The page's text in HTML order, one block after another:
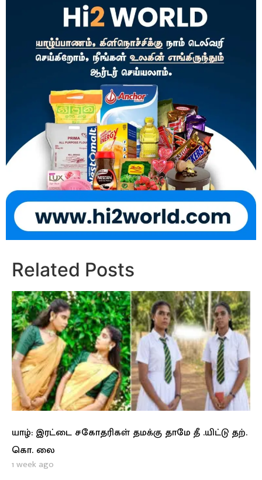
Related Posts
யாழ்: இரட்டை சகோதரிகள் தமக்கு தாமே தீ .யிட்டு தற்.
கொ. லை
1 week ago